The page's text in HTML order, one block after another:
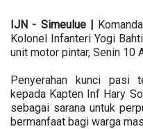
IJN - Simeulue |
Kolonel Infanteri Yogi
unit motor pintar, Senin 10
Penyerahan kunci pasi
kepada Kapten Inf Hary
sebagai sarana untuk
bermanfaat bagi warga